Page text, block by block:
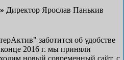
Директор Ярослав Панькив
заботится об удобстве
2016 г. мы приняли
новый современный сайт, с